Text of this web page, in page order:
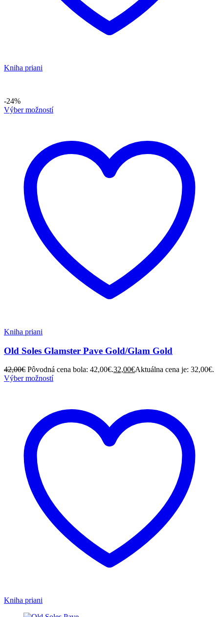
Kniha priani
-24%
Výber možností
Kniha priani
Old Soles Glamster Pave Gold/Glam Gold
42,00€ Pôvodná cena bola: 42,00€.32,00€Aktuálna cena je: 32,00€.
Výber možností
Kniha priani